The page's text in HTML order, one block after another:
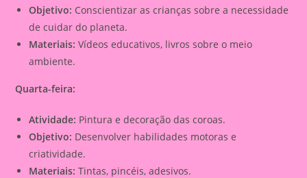
Objetivo: Conscientizar as crianças sobre a necessidade
de cuidar do planeta.
Materiais: Vídeos educativos, livros sobre o meio
ambiente.
Quarta-feira:
Atividade: Pintura e decoração das coroas.
Objetivo: Desenvolver habilidades motoras e
criatividade.
Materiais: Tintas, pincéis, adesivos.